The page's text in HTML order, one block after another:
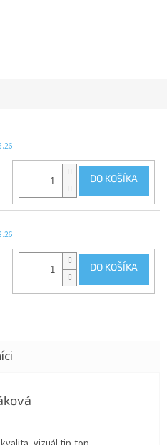
DO KOŠÍKA
DO KOŠÍKA
je 5 z 5 hviezdičiek.